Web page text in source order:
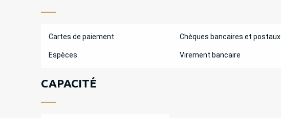
Cartes de paiement Chèques bancaires et postaux
Espèces Virement bancaire
CAPACITÉ